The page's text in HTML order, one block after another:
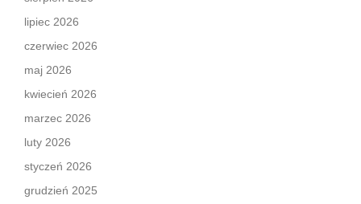
lipiec 2026
czerwiec 2026
maj 2026
kwiecień 2026
marzec 2026
luty 2026
styczeń 2026
grudzień 2025